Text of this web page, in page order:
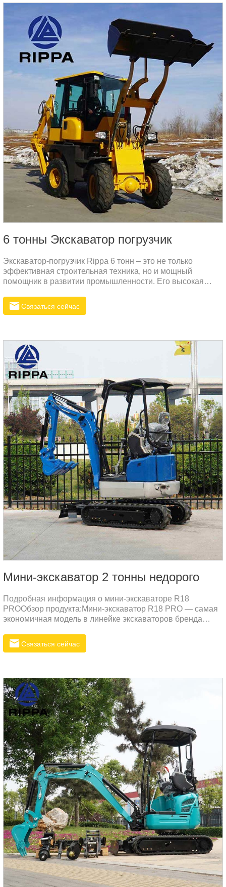
6 тонны Экскаватор погрузчик
Экскаватор-погрузчик Rippa 6 тонн – это не только
эффективная строительная техника, но и мощный
помощник в развитии промышленности. Его высокая
долговечность делают его идеальным выбором для
российского рынка.
Связаться сейчас
Мини-экскаватор 2 тонны недорого
Подробная информация о мини-экскаваторе R18
PROОбзор продукта:Мини-экскаватор R18 PRO — самая
экономичная модель в линейке экскаваторов бренда
универсальный 1,8-тонный экскаватор сочетает в себе
инновационный дизайн с высокой производительностью,
Связаться сейчас